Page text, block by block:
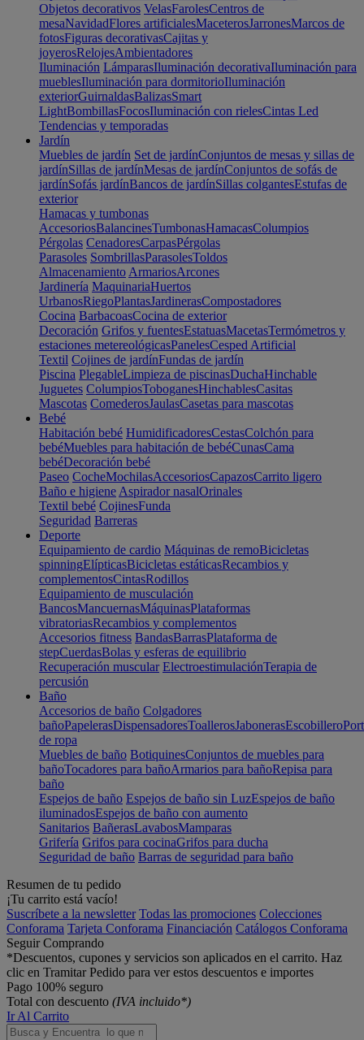
Objetos decorativos VelasFarolesCentros de
mesaNavidadFlores artificialesMaceterosJarronesMarcos de
fotosFiguras decorativasCajitas y
joyerosRelojesAmbientadores
Iluminación LámparasIluminación decorativaIluminación para
mueblesIluminación para dormitorioIluminación
exteriorGuirnaldasBalizasSmart
LightBombillasFocosIluminación con rielesCintas Led
Tendencias y temporadas
Jardín
Muebles de jardín Set de jardínConjuntos de mesas y sillas de
jardínSillas de jardínMesas de jardínConjuntos de sofás de
jardínSofás jardínBancos de jardínSillas colgantesEstufas de
exterior
Hamacas y tumbonas
AccesoriosBalancinesTumbonasHamacasColumpios
Pérgolas CenadoresCarpasPérgolas
Parasoles SombrillasParasolesToldos
Almacenamiento ArmariosArcones
Jardinería MaquinariaHuertos
UrbanosRiegoPlantasJardinerasCompostadores
Cocina BarbacoasCocina de exterior
Decoración Grifos y fuentesEstatuasMacetasTermómetros y
estaciones metereológicasPanelesCesped Artificial
Textil Cojines de jardínFundas de jardín
Piscina PlegableLimpieza de piscinasDuchaHinchable
Juguetes ColumpiosToboganesHinchablesCasitas
Mascotas ComederosJaulasCasetas para mascotas
Bebé
Habitación bebé HumidificadoresCestasColchón para
bebéMuebles para habitación de bebéCunasCama
bebéDecoración bebé
Paseo CocheMochilasAccesoriosCapazosCarrito ligero
Baño e higiene Aspirador nasalOrinales
Textil bebé CojinesFunda
Seguridad Barreras
Deporte
Equipamiento de cardio Máquinas de remoBicicletas
spinningElípticasBicicletas estáticasRecambios y
complementosCintasRodillos
Equipamiento de musculación
BancosMancuernasMáquinasPlataformas
vibratoriasRecambios y complementos
Accesorios fitness BandasBarrasPlataforma de
stepCuerdasBolas y esferas de equilibrio
Recuperación muscular ElectroestimulaciónTerapia de
percusión
Baño
Accesorios de baño Colgadores
bañoPapelerasDispensadoresToallerosJabonerasEscobillero
de ropa
Muebles de baño BotiquinesConjuntos de muebles para
bañoTocadores para bañoArmarios para bañoRepisa para
baño
Espejos de baño Espejos de baño sin LuzEspejos de baño
iluminadosEspejos de baño con aumento
Sanitarios BañerasLavabosMamparas
Grifería Grifos para cocinaGrifos para ducha
Seguridad de baño Barras de seguridad para baño
Resumen de tu pedido
¡Tu carrito está vacío!
Suscríbete a la newsletter Todas las promociones Colecciones
Conforama Tarjeta Conforama Financiación Catálogos Conforama
Seguir Comprando
*Descuentos, cupones y servicios son aplicados en el carrito. Haz
clic en Tramitar Pedido para ver estos descuentos e importes
Pago 100% seguro
Total con descuento (IVA incluido*)
Ir Al Carrito